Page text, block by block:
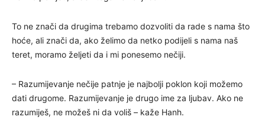
To ne znači da drugima trebamo dozvoliti da rade s nama što
hoće, ali znači da, ako želimo da netko podijeli s nama naš
teret, moramo željeti da i mi ponesemo nečiji.
– Razumijevanje nečije patnje je najbolji poklon koji možemo
dati drugome. Razumijevanje je drugo ime za ljubav. Ako ne
razumiješ, ne možeš ni da voliš – kaže Hanh.